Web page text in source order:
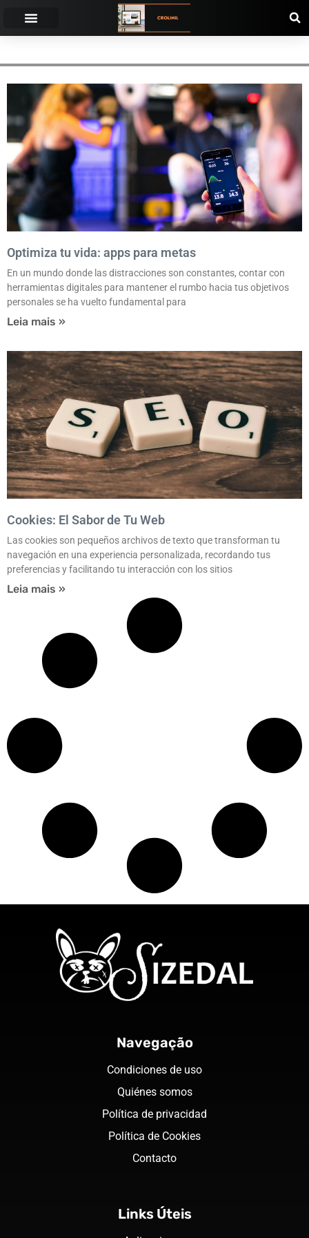
Optimiza tu vida: apps para metas
En un mundo donde las distracciones son constantes, contar con
herramientas digitales para mantener el rumbo hacia tus objetivos
personales se ha vuelto fundamental para
Leia mais »
Cookies: El Sabor de Tu Web
Las cookies son pequeños archivos de texto que transforman tu
navegación en una experiencia personalizada, recordando tus
preferencias y facilitando tu interacción con los sitios
Leia mais »
Navegação
Condiciones de uso
Quiénes somos
Política de privacidad
Política de Cookies
Contacto
Links Úteis